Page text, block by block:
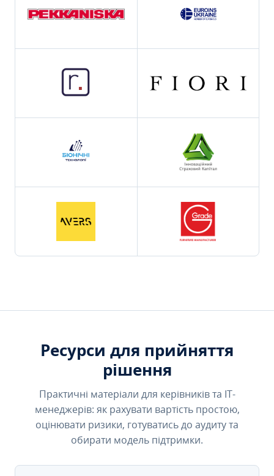
Ресурси для прийняття
рішення
Практичні матеріали для керівників та IT-
менеджерів: як рахувати вартість простою,
оцінювати ризики, готуватись до аудиту та
обирати модель підтримки.